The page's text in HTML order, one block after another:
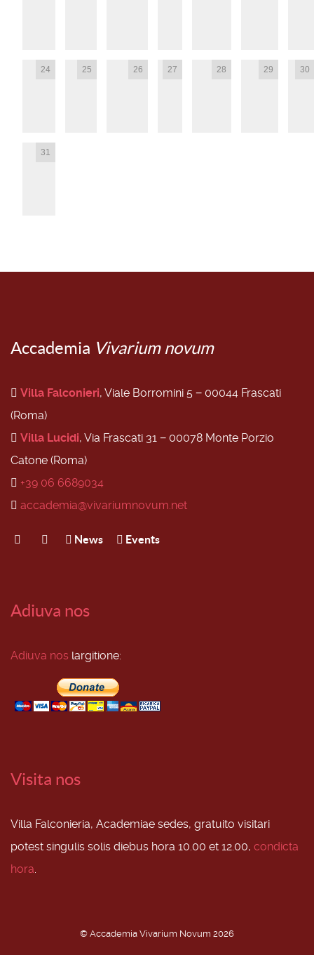
24 25 26 27 28 29 30
31
Accademia Vivarium novum
Villa Falconieri, Viale Borromini 5 − 00044 Frascati
(Roma)
Villa Lucidi, Via Frascati 31 − 00078 Monte Porzio
Catone (Roma)
+39 06 6689034
accademia@vivariumnovum.net
News Events
Adiuva nos
Adiuva nos largitione:
Visita nos
Villa Falconieria, Academiae sedes, gratuito visitari
potest singulis solis diebus hora 10.00 et 12.00, condicta
hora.
© Accademia Vivarium Novum 2026